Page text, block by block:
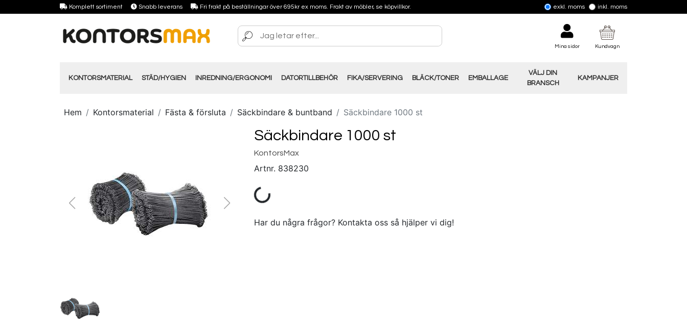
Komplett sortiment Snabb leverans Fri frakt på beställningar över 695kr ex moms. Frakt av möbler, se köpvillkor. exkl. moms inkl. moms
Mina sidor Kundvagn
KONTORSMATERIAL STÄD/HYGIEN INREDNING/ERGONOMI DATORTILLBEHÖR FIKA/SERVERING BLÄCK/TONER EMBALLAGE
VÄLJ DIN
BRANSCH
KAMPANJER
Hem Kontorsmaterial Fästa & försluta Säckbindare & buntband Säckbindare 1000 st
Säckbindare 1000 st
KontorsMax
Artnr. 838230
Har du några frågor? Kontakta oss så hjälper vi dig!